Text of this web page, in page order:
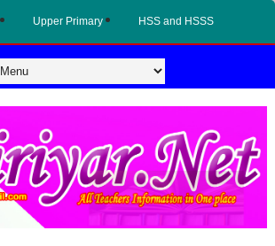
Upper Primary HSS and HSSS